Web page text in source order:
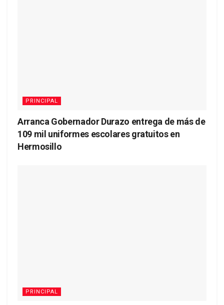
PRINCIPAL
Arranca Gobernador Durazo entrega de más de
109 mil uniformes escolares gratuitos en
Hermosillo
PRINCIPAL